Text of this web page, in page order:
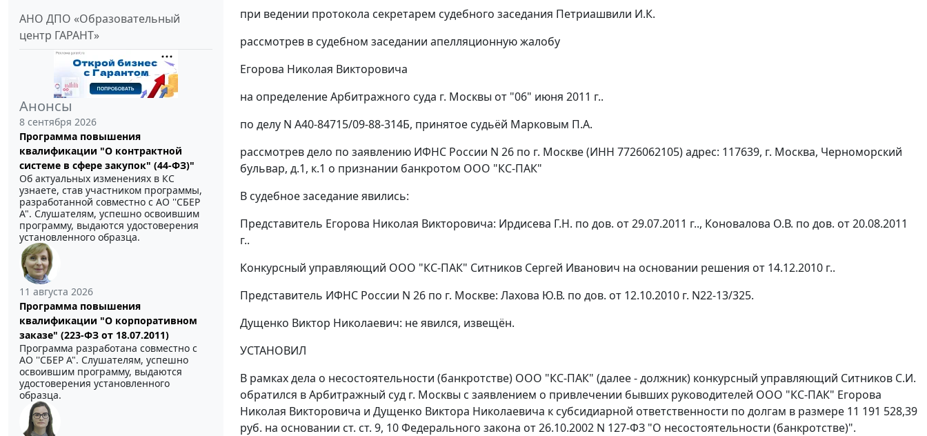
АНО ДПО «Образовательный
центр ГАРАНТ»
Анонсы
8 сентября 2026
Программа повышения
квалификации "О контрактной
системе в сфере закупок" (44-ФЗ)"
Об актуальных изменениях в КС
узнаете, став участником программы,
разработанной совместно с АО ''СБЕР
А". Слушателям, успешно освоившим
программу, выдаются удостоверения
установленного образца.
11 августа 2026
Программа повышения
квалификации "О корпоративном
заказе" (223-ФЗ от 18.07.2011)
Программа разработана совместно с
АО ''СБЕР А". Слушателям, успешно
освоившим программу, выдаются
удостоверения установленного
образца.
при ведении протокола секретарем судебного заседания Петриашвили И.К.
рассмотрев в судебном заседании апелляционную жалобу
Егорова Николая Викторовича
на определение Арбитражного суда г. Москвы от "06" июня 2011 г..
по делу N А40-84715/09-88-314Б, принятое судьёй Марковым П.А.
рассмотрев дело по заявлению ИФНС России N 26 по г. Москве (ИНН 7726062105) адрес: 117639, г. Москва, Черноморский
бульвар, д.1, к.1 о признании банкротом ООО "КС-ПАК"
В судебное заседание явились:
Представитель Егорова Николая Викторовича: Ирдисева Г.Н. по дов. от 29.07.2011 г.., Коновалова О.В. по дов. от 20.08.2011
г..
Конкурсный управляющий ООО "КС-ПАК" Ситников Сергей Иванович на основании решения от 14.12.2010 г..
Представитель ИФНС России N 26 по г. Москве: Лахова Ю.В. по дов. от 12.10.2010 г. N22-13/325.
Дущенко Виктор Николаевич: не явился, извещён.
УСТАНОВИЛ
В рамках дела о несостоятельности (банкротстве) ООО "КС-ПАК" (далее - должник) конкурсный управляющий Ситников С.И.
обратился в Арбитражный суд г. Москвы с заявлением о привлечении бывших руководителей ООО "КС-ПАК" Егорова
Николая Викторовича и Дущенко Виктора Николаевича к субсидиарной ответственности по долгам в размере 11 191 528,39
руб. на основании ст. ст. 9, 10Федерального закона от 26.10.2002 N 127-ФЗ "О несостоятельности (банкротстве)".